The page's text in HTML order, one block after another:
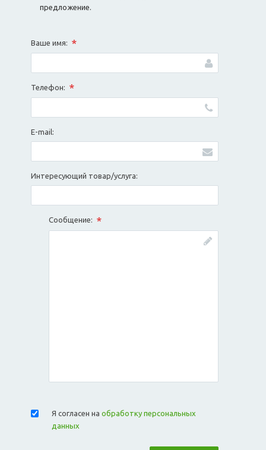
предложение.
Ваше имя: *
Телефон: *
E-mail:
Интересующий товар/услуга:
Сообщение: *
Я согласен на обработку персональных
данных